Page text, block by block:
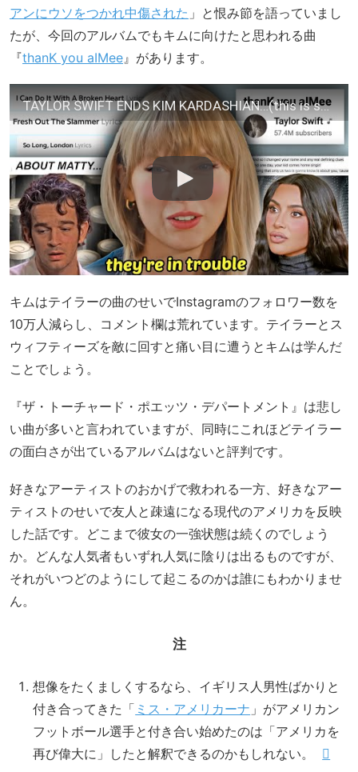
アンにウソをつかれ中傷された 」と恨み節を語っていまし
たが、今回のアルバムでもキムに向けたと思われる曲
『thanK you aIMee』があります。
TAYLOR SWIFT ENDS KIM KARDASHIAN…(this is so good)
キムはテイラーの曲のせいでInstagramのフォロワー数を
10万人減らし、コメント欄は荒れています。テイラーとス
ウィフティーズを敵に回すと痛い目に遭うとキムは学んだ
ことでしょう。
『ザ・トーチャード・ポエッツ・デパートメント』は悲し
い曲が多いと言われていますが、同時にこれほどテイラー
の面白さが出ているアルバムはないと評判です。
好きなアーティストのおかげで救われる一方、好きなアー
ティストのせいで友人と疎遠になる現代のアメリカを反映
した話です。どこまで彼女の一強状態は続くのでしょう
か。どんな人気者もいずれ人気に陰りは出るものですが、
それがいつどのようにして起こるのかは誰にもわかりませ
ん。
注
想像をたくましくするなら、イギリス人男性ばかりと
付き合ってきた「 ミス・アメリカーナ 」がアメリカン
フットボール選手と付き合い始めたのは「アメリカを
再び偉大に」したと解釈できるのかもしれない。